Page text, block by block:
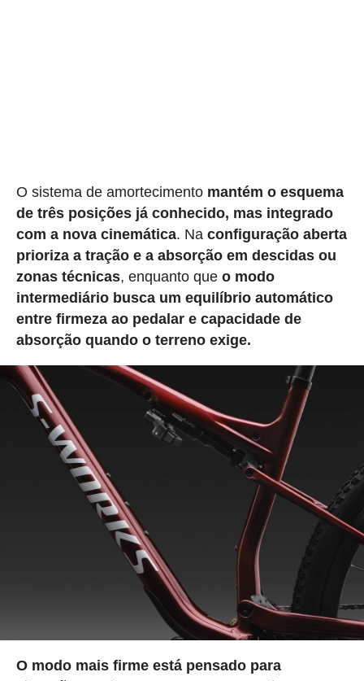
O sistema de amortecimento mantém o esquema
de três posições já conhecido, mas integrado
com a nova cinemática. Na configuração aberta
prioriza a tração e a absorção em descidas ou
zonas técnicas, enquanto que o modo
intermediário busca um equilíbrio automático
entre firmeza ao pedalar e capacidade de
absorção quando o terreno exige.
O modo mais firme está pensado para